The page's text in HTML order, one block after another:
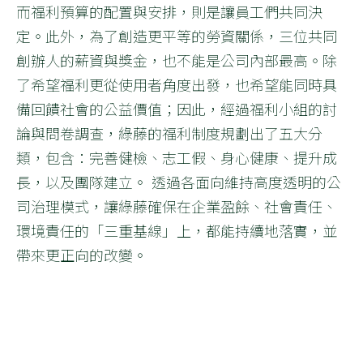
而福利預算的配置與安排，則是讓員工們共同決
定。此外，為了創造更平等的勞資關係，三位共同
創辦人的薪資與獎金，也不能是公司內部最高。除
了希望福利更從使用者角度出發，也希望能同時具
備回饋社會的公益價值；因此，經過福利小組的討
論與問卷調查，綠藤的福利制度規劃出了五大分
類，包含：完善健檢、志工假、身心健康、提升成
長，以及團隊建立。 透過各面向維持高度透明的公
司治理模式，讓綠藤確保在企業盈餘、社會責任、
環境責任的「三重基線」上，都能持續地落實，並
帶來更正向的改變。